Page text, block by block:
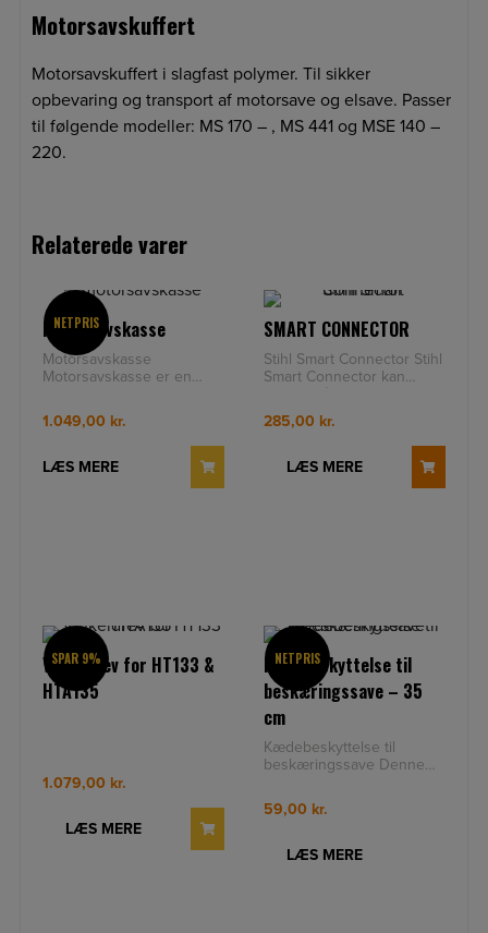
Motorsavskuffert
Motorsavskuffert i slagfast polymer. Til sikker
opbevaring og transport af motorsave og elsave. Passer
til følgende modeller: MS 170 – , MS 441 og MSE 140 –
220.
Relaterede varer
NETPRIS
Motorsavskasse
Motorsavskasse
Motorsavskasse er en
indvendige rum til værktøj.
Meder i bun
1.049,00 kr.
LÆS MERE
SMART CONNECTOR
Stihl Smart Connector Stihl
Smart Connector kan
batteriprodukter og giver
285,00 kr.
LÆS MERE
SPAR 9%
Vinkeldrev for HT133 &
HTA135
1.079,00 kr.
LÆS MERE
NETPRIS
Kædebeskyttelse til
beskæringssave – 35
cm
Kædebeskyttelse til
beskæringssave Denne
beskæringssave sættes
fast i k
59,00 kr.
LÆS MERE